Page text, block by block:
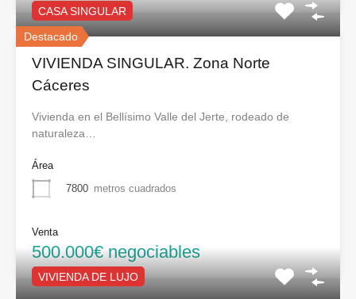
Destacado
CASA SINGULAR
VIVIENDA SINGULAR. Zona Norte
Cáceres
Vivienda en el Bellísimo Valle del Jerte, rodeado de
naturaleza…
Área
7800 metros cuadrados
Venta
500.000€ negociables
VIVIENDA DE LUJO